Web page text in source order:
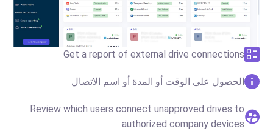
Get a report of external drive connections
الحصول على الوقت أو المدة أو اسم الاتصال
Review which users connect unapproved drives to
authorized company devices